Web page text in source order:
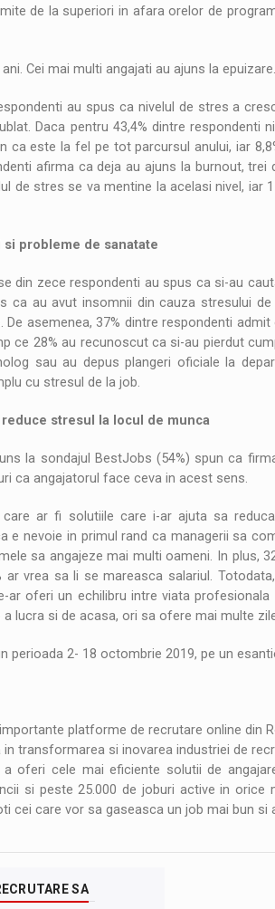
de la superiori in afara orelor de
Cei mai multi angajati au ajuns la epuizare.
au spus ca nivelul de stres a
Daca pentru 43,4% dintre respondenti
ca este la fel pe tot parcursul anului, iar
afirma ca deja au ajuns la burnout,
de stres se va mentine la acelasi nivel, iar
probleme de sanatate
din zece respondenti au spus ca si-au
ca au avut insomnii din cauza stresului
asemenea, 37% dintre respondenti
ce 28% au recunoscut ca si-au pierdut
sau au depus plangeri oficiale la
cu stresul de la job.
stresul la locul de munca
la sondajul BestJobs (54%) spun ca
ca angajatorul face ceva in acest sens.
care ar fi solutiile care i-ar ajuta sa
e nevoie in primul rand ca managerii sa
sa angajeze mai multi oameni. In plus,
ar vrea sa li se mareasca salariul.
ar oferi un echilibru intre viata
lucra si de acasa, ori sa ofere mai multe
2- 18 octombrie 2019, pe un
platforme de recrutare online din
transformarea si inovarea industriei de
oferi cele mai eficiente solutii de
si peste 25.000 de joburi active in orice
cei care vor sa gaseasca un job mai bun si
SA